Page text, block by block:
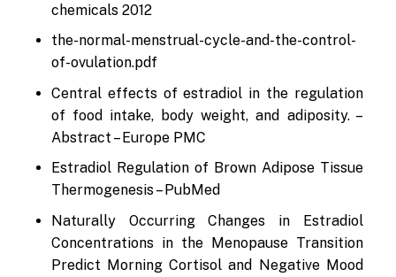
chemicals 2012
the-normal-menstrual-cycle-and-the-control-
of-ovulation.pdf
Central effects of estradiol in the regulation
of food intake, body weight, and adiposity. –
Abstract – Europe PMC
Estradiol Regulation of Brown Adipose Tissue
Thermogenesis – PubMed
Naturally Occurring Changes in Estradiol
Concentrations in the Menopause Transition
Predict Morning Cortisol and Negative Mood